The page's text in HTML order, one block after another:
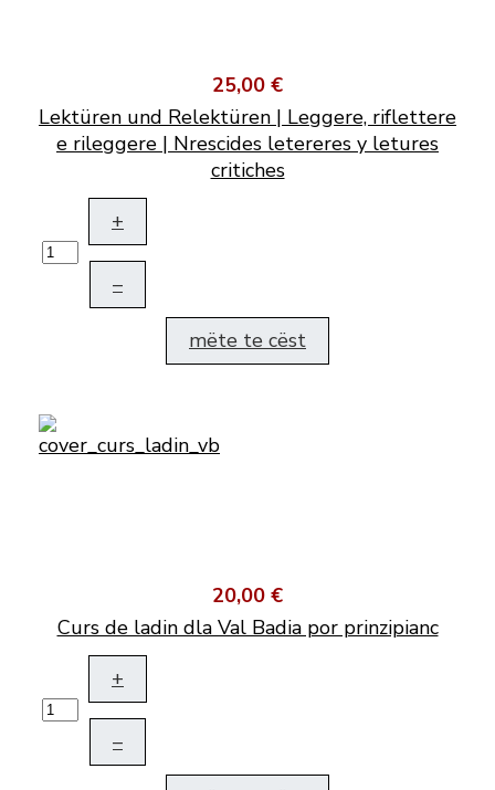
25,00 €
Lektüren und Relektüren | Leggere, riflettere
e rileggere | Nrescides letereres y letures
critiches
+
–
mëte te cëst
20,00 €
Curs de ladin dla Val Badia por prinzipianc
+
–